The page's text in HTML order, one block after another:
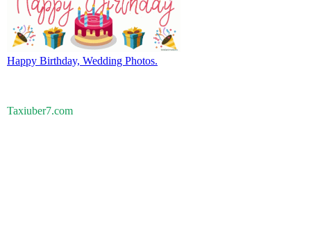
Happy Birthday, Wedding Photos.
Taxiuber7.com